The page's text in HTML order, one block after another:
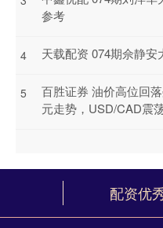
参考
4 天载配资 074期佘静
5
百胜证券 油价高位回
元走势，USD/CAD震
配资优